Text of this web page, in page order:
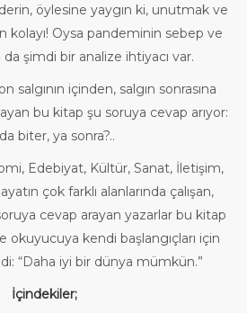
öylesine yaygın ki, unutmak ve
kolayı! Oysa pandeminin sebep ve
da şimdi bir analize ihtiyacı var.
salgının içinden, salgın sonrasına
bu kitap şu soruya cevap arıyor:
biter, ya sonra?..
Edebiyat, Kültür, Sanat, İletişim,
çok farklı alanlarında çalışan,
cevap arayan yazarlar bu kitap
okuyucuya kendi başlangıçları için
“Daha iyi bir dünya mümkün.”
İçindekiler;